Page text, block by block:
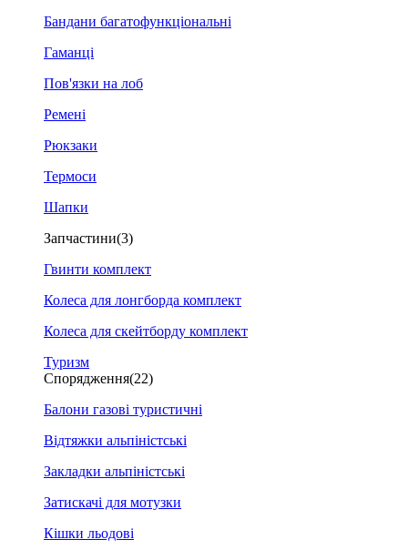
Бандани багатофункціональні
Гаманці
Пов'язки на лоб
Ремені
Рюкзаки
Термоси
Шапки
Запчастини(3)
Гвинти комплект
Колеса для лонгборда комплект
Колеса для скейтборду комплект
Туризм
Спорядження(22)
Балони газові туристичні
Відтяжки альпіністські
Закладки альпіністські
Затискачі для мотузки
Кішки льодові